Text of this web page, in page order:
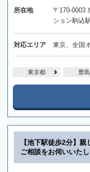
所在地
〒170-0003
ション駒込
対応エリア 東京、全国
東京都 豊
【池下駅徒歩2分】
ご相談をお伺いいた